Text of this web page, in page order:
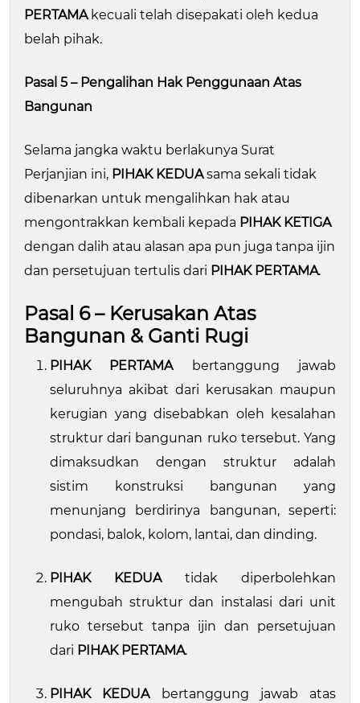
PERTAMA kecuali telah disepakati oleh kedua
belah pihak.
Pasal 5 – Pengalihan Hak Penggunaan Atas
Bangunan
Selama jangka waktu berlakunya Surat
Perjanjian ini, PIHAK KEDUAsama sekali tidak
dibenarkan untuk mengalihkan hak atau
mengontrakkan kembali kepada PIHAK KETIGA
dengan dalih atau alasan apa pun juga tanpa ijin
dan persetujuan tertulis dari PIHAK PERTAMA.
Pasal 6 – Kerusakan Atas
Bangunan & Ganti Rugi
PIHAK PERTAMA
bertanggung jawab
seluruhnya akibat dari kerusakan maupun
kerugian yang disebabkan oleh kesalahan
struktur dari bangunan ruko tersebut. Yang
dimaksudkan dengan struktur adalah
sistim konstruksi bangunan yang
menunjang berdirinya bangunan, seperti:
pondasi, balok, kolom, lantai, dan dinding.
PIHAK KEDUA tidak diperbolehkan
mengubah struktur dan instalasi dari unit
ruko tersebut tanpa ijin dan persetujuan
dari PIHAK PERTAMA.
PIHAK KEDUA
bertanggung jawab atas